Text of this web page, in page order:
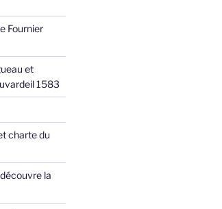
Fournier
et
1583
charte du
la